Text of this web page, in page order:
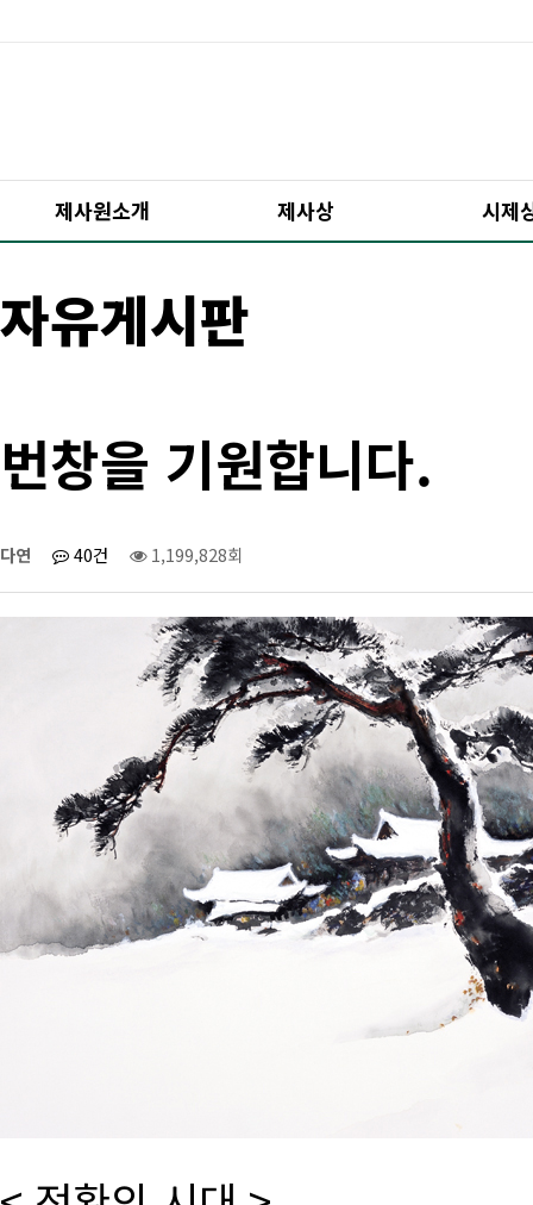
제사원소개 제사상 시제
자유게시판
번창을 기원합니다.
다연 40건 1,199,828회